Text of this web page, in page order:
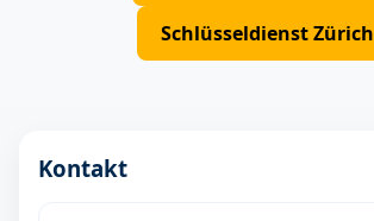
Schlüsseldienst Zürich
Kontakt